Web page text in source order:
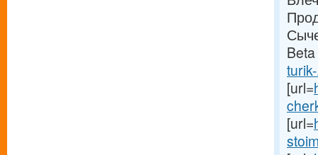
[url=
[url=